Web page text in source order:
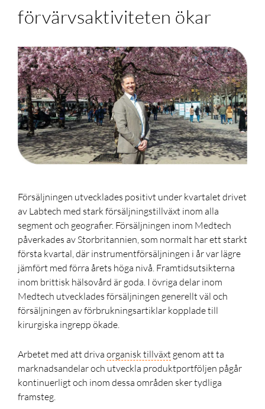
förvärvsaktiviteten ökar
Försäljningen utvecklades positivt under kvartalet drivet
av Labtech med stark försäljningstillväxt inom alla
segment och geografier. Försäljningen inom Medtech
påverkades av Storbritannien, som normalt har ett starkt
första kvartal, där instrumentförsäljningen i år var lägre
jämfört med förra årets höga nivå. Framtidsutsikterna
inom brittisk hälsovård är goda. I övriga delar inom
Medtech utvecklades försäljningen generellt väl och
försäljningen av förbrukningsartiklar kopplade till
kirurgiska ingrepp ökade.
Arbetet med att driva organisk tillväxt genom att ta
marknadsandelar och utveckla produktportföljen pågår
kontinuerligt och inom dessa områden sker tydliga
framsteg.